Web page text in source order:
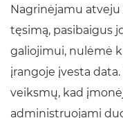
Nagrinėjamu
tęsimą, pasibaigus
galiojimui, nulėmė
įrangoje įvesta
veiksmų, kad
administruojami